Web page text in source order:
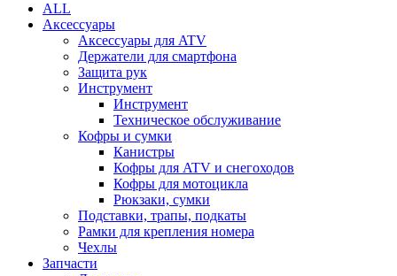
ALL
Аксессуары
Аксессуары для ATV
Держатели для смартфона
Защита рук
Инструмент
Инструмент
Техническое обслуживание
Кофры и сумки
Канистры
Кофры для ATV и снегоходов
Кофры для мотоцикла
Рюкзаки, сумки
Подставки, трапы, подкаты
Рамки для крепления номера
Чехлы
Запчасти